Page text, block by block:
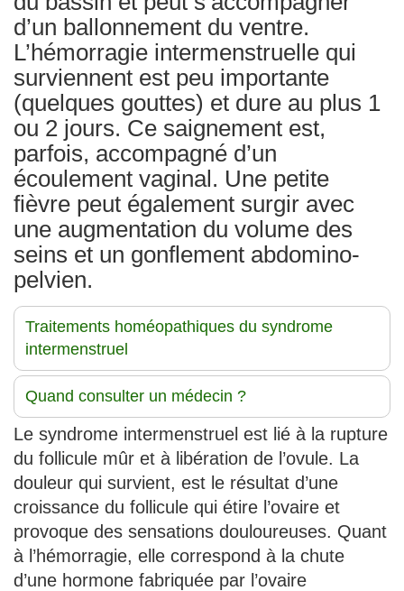
d’un ballonnement du ventre.
L’hémorragie intermenstruelle qui
surviennent est peu importante
(quelques gouttes) et dure au plus 1
ou 2 jours. Ce saignement est,
parfois, accompagné d’un
écoulement vaginal. Une petite
fièvre peut également surgir avec
une augmentation du volume des
seins et un gonflement abdomino-
pelvien.
Traitements homéopathiques du syndrome
intermenstruel
Quand consulter un médecin ?
Le syndrome intermenstruel est lié à la rupture
du follicule mûr et à libération de l’ovule. La
douleur qui survient, est le résultat d’une
croissance du follicule qui étire l’ovaire et
provoque des sensations douloureuses. Quant
à l’hémorragie, elle correspond à la chute
d’une hormone fabriquée par l’ovaire